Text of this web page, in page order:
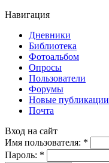
Навигация
Дневники
Библиотека
Фотоальбом
Опросы
Пользователи
Форумы
Новые публикации
Почта
Вход на сайт
Имя пользователя: *
Пароль: *